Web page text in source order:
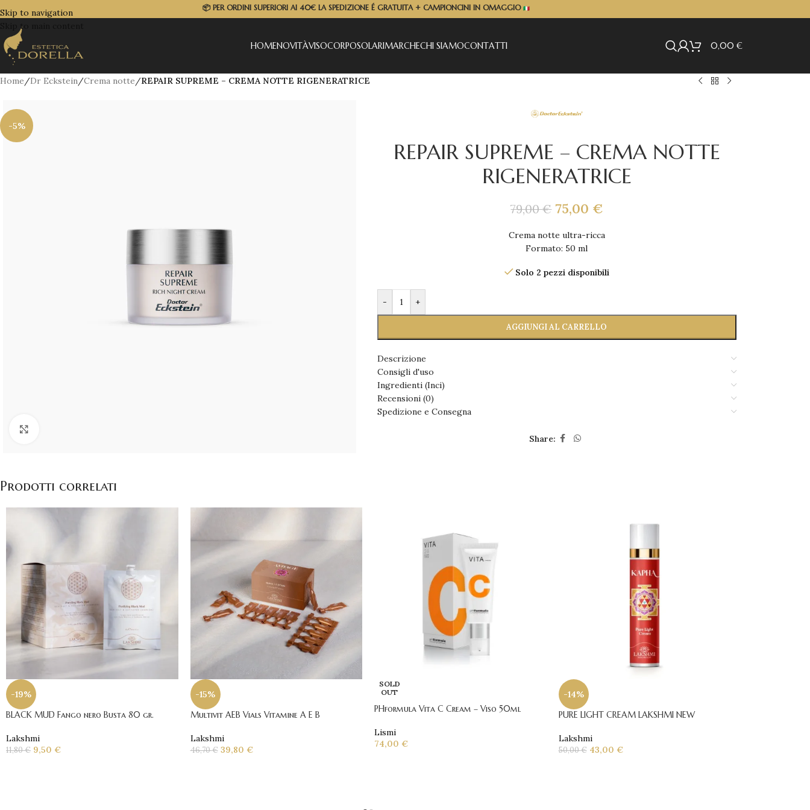
Skip to navigation
Skip to main content
📦 PER ORDINI SUPERIORI AI 40€ LA SPEDIZIONE É GRATUITA + CAMPIONCINI IN OMAGGIO
HOMENOVITÀVISOCORPOSOLARIMARCHECHI SIAMOCONTATTI 0,00 €
Home/Dr Eckstein/Crema notte/REPAIR SUPREME – CREMA NOTTE RIGENERATRICE
-5%
REPAIR SUPREME – CREMA NOTTE
RIGENERATRICE
79,00€ 75,00 €
Crema notte ultra-ricca
Formato: 50 ml
Solo 2 pezzi disponibili
- +
AGGIUNGI AL CARRELLO
Descrizione
Consigli d'uso
Ingredienti (Inci)
Recensioni (0)
Spedizione e Consegna
Share:
Prodotti correlati
-19%
BLACK MUD Fango nero Busta 80 gr.
Lakshmi
11,80€ 9,50 €
-15%
Multivit AEB Vials Vitamine A E B
Lakshmi
46,70€ 39,80 €
SOLD
OUT
PHformula Vita C Cream – Viso 50ml
Lismi
74,00 €
-14%
PURE LIGHT CREAM LAKSHMI NEW
Lakshmi
50,00€ 43,00 €